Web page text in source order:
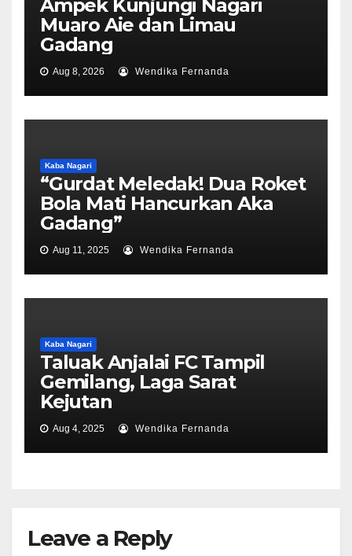
Ampek Kunjungi Nagari
Muaro Aie dan Limau
Gadang
Aug 8, 2026 Wendika Fernanda
Kaba Nagari
“Gurdat Meledak! Dua Roket
Bola Mati Hancurkan Aka
Gadang”
Aug 11, 2025 Wendika Fernanda
Kaba Nagari
Taluak Anjalai FC Tampil
Gemilang, Laga Sarat
Kejutan
Aug 4, 2025 Wendika Fernanda
Leave a Reply